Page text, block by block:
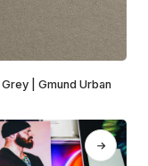
| Gmund Urban